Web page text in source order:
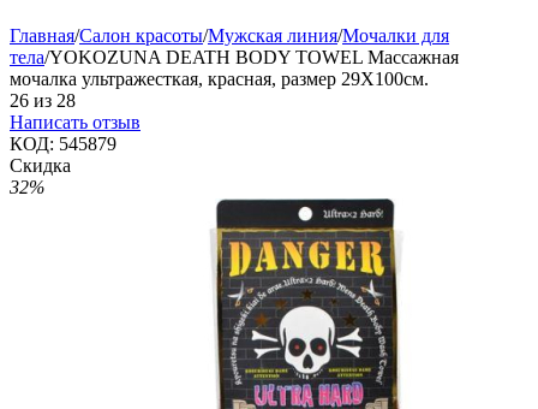
Главная/Салон красоты/Мужская линия/Мочалки для
тела/YOKOZUNA DEATH BODY TOWEL Массажная
мочалка ультражесткая, красная, размер 29X100см.
26 из 28
Написать отзыв
КОД: 545879
Скидка
32%